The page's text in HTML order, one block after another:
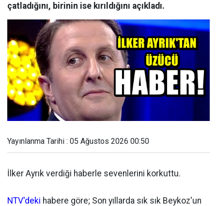
çatladığını, birinin ise kırıldığını açıkladı.
Yayınlanma Tarihi : 05 Ağustos 2026 00:50
İlker Ayrık verdiği haberle sevenlerini korkuttu.
NTV'deki habere göre; Son yıllarda sık sık Beykoz'un